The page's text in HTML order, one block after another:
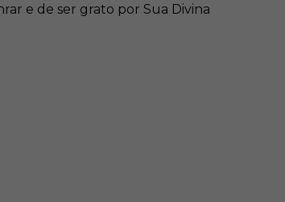
e de ser grato por Sua Divina